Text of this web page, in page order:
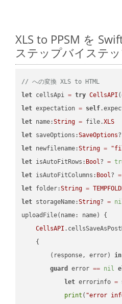
XLS to PPSM を
ステップバイステ
// への変換 XLS to HTML
let cellsApi = try CellsAPI
let expectation = self
let name:String = file.XLS
let saveOptions:SaveOptions
let newfilename:String =
let isAutoFitRows: Bool? =
let isAutoFitColumns: Bool? =
let folder:String =
let storageName:String? =
uploadFile(name: name) {
CellsAPI
    {
        (response, error)
in
guard
error == nil
let errorinfo =
print ( "error